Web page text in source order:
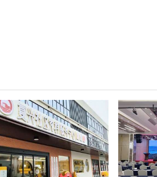
数字化会议设备
同声传译系列
AI智慧无纸化会议系统
AI智慧演易通软件